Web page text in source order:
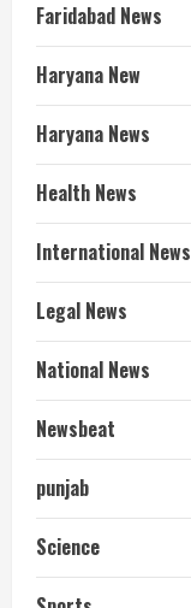
Faridabad News
Haryana New
Haryana News
Health News
International News
Legal News
National News
Newsbeat
punjab
Science